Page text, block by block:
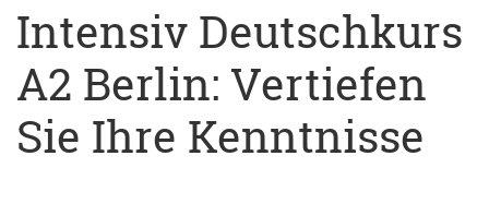
Intensiv Deutschkurs
A2 Berlin: Vertiefen
Sie Ihre Kenntnisse